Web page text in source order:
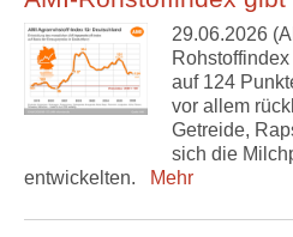
29.06.2026
auf 124
vor allem
Getreide,
sich die
entwickelten.
Mehr